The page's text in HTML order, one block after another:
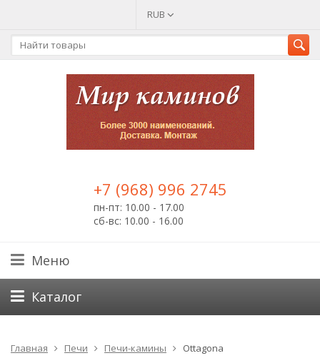
RUB
+7 (968) 996 2745
пн-пт: 10.00 - 17.00
сб-вс: 10.00 - 16.00
Меню
Каталог
Главная Печи Печи-камины Ottagona